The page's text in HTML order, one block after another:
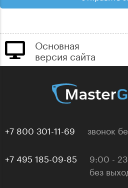
Основная
версия сайта
+7 800 301-11-69 звонок
+7 495 185-09-85
9:00 -
без